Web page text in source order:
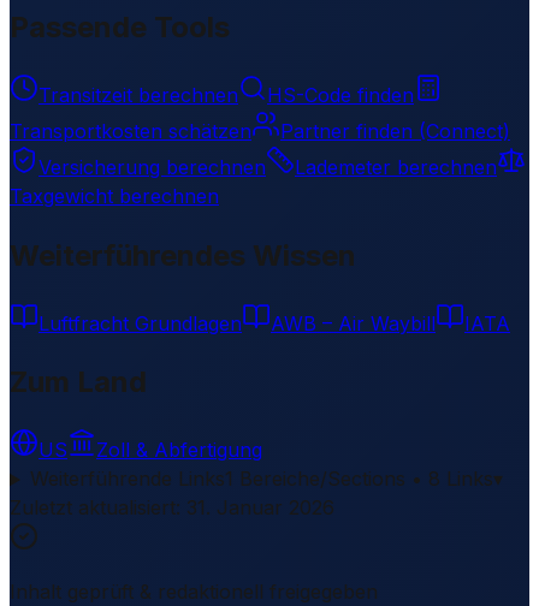
Passende Tools
Transitzeit berechnen
HS-Code finden
Transportkosten schätzen
Partner finden (Connect)
Versicherung berechnen
Lademeter berechnen
Taxgewicht berechnen
Weiterführendes Wissen
Luftfracht Grundlagen AWB – Air Waybill IATA
Zum Land
US
Zoll & Abfertigung
Weiterführende Links1 Bereiche/Sections • 8 Links▾
Zuletzt aktualisiert: 31. Januar 2026
Inhalt geprüft & redaktionell freigegeben